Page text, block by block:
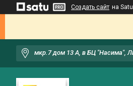
Создать сайт на
мкр.7 дом 13 А, в БЦ "Насима",